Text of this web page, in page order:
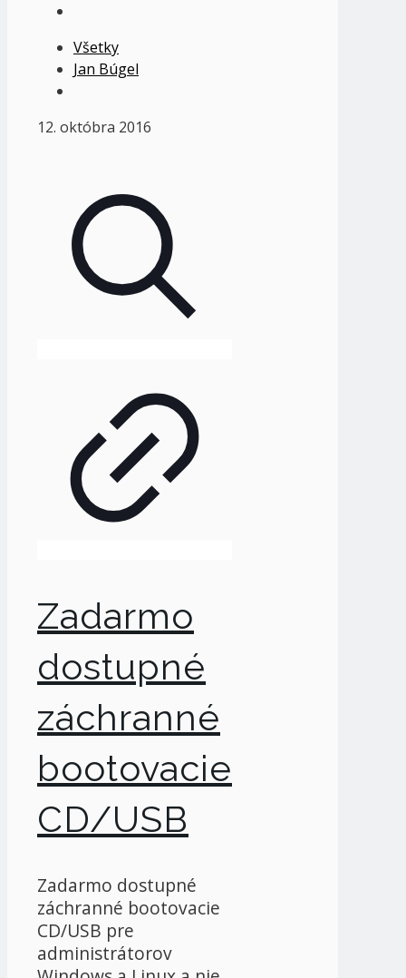
Všetky
Jan Búgel
12. októbra 2016
Zadarmo
dostupné
záchranné
bootovacie
CD/USB
Zadarmo dostupné
záchranné bootovacie
CD/USB pre
administrátorov